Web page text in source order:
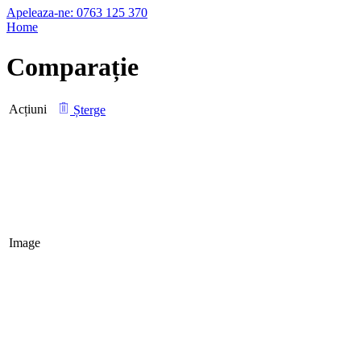
Apeleaza-ne: 0763 125 370
Home
Comparație
Acțiuni Șterge
Image